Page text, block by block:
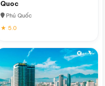
Quoc
Phú Quốc
★ 5.0